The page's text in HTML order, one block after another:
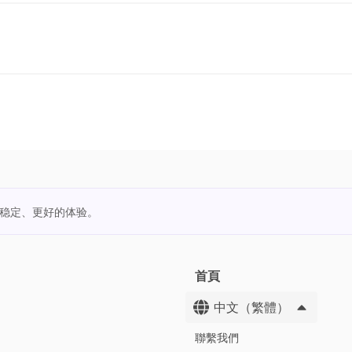
定、更好的体验。
首頁
中文（繁體）
聯繫我們